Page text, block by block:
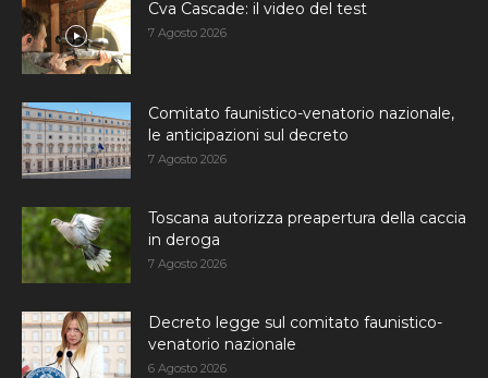
Cva Cascade: il video del test
7 Agosto 2026
Comitato faunistico-venatorio nazionale,
le anticipazioni sul decreto
7 Agosto 2026
Toscana autorizza preapertura della caccia
in deroga
7 Agosto 2026
Decreto legge sul comitato faunistico-
venatorio nazionale
6 Agosto 2026